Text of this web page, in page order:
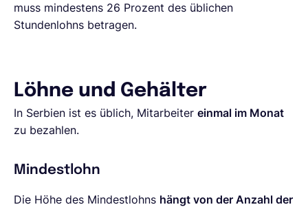
muss mindestens 26 Prozent des üblichen
Stundenlohns betragen.
Löhne und Gehälter
In Serbien ist es üblich, Mitarbeiter einmal im Monat
zu bezahlen.
Mindestlohn
Die Höhe des Mindestlohns hängt von der Anzahl der